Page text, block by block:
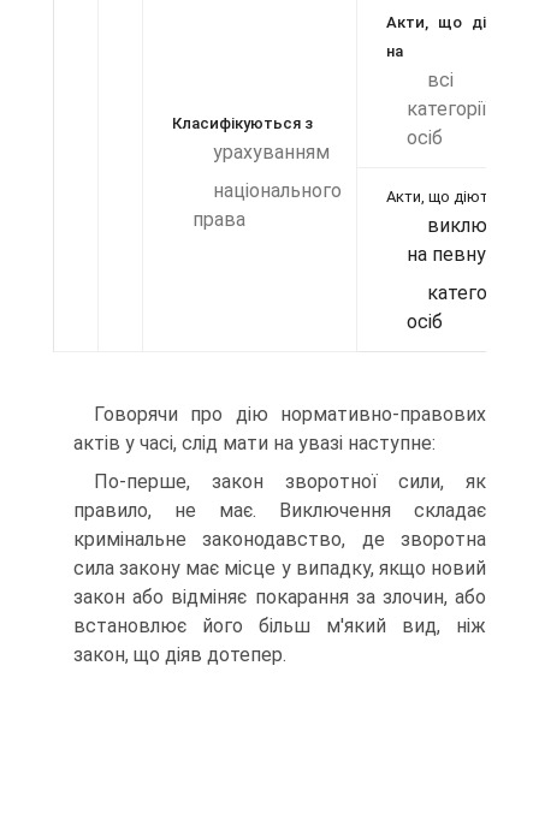
Класифікуються з
урахуванням
національного
права
Акти, що діють
на
всі
категорії
осіб
Акти, що діють
виключно
на певну
категорію
осіб
Говорячи про дію нормативно-правових
актів у часі, слід мати на увазі наступне:
По-перше, закон зворотної сили, як
правило, не має. Виключення складає
кримінальне законодавство, де зворотна
сила закону має місце у випадку, якщо новий
закон або відміняє покарання за злочин, або
встановлює його більш м'який вид, ніж
закон, що діяв дотепер.